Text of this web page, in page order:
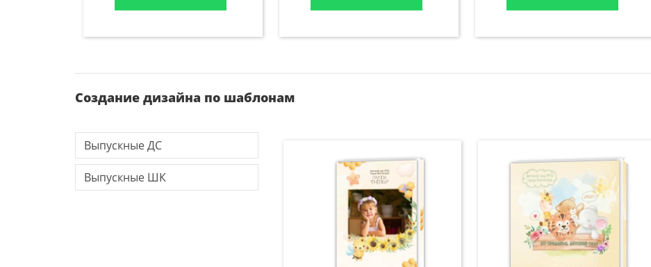
Создание дизайна по шаблонам
Выпускные ДС
Выпускные ШК